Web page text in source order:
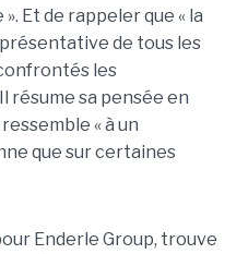
Et de rappeler que « la
de tous les
les
résume sa pensée en
« à un
que sur certaines
Enderle Group, trouve